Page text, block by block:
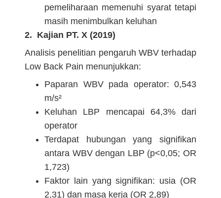
pemeliharaan memenuhi syarat tetapi
masih menimbulkan keluhan
2. Kajian PT. X (2019)
Analisis penelitian pengaruh WBV terhadap
Low Back Pain menunjukkan:
Paparan WBV pada operator: 0,543
m/s²
Keluhan LBP mencapai 64,3% dari
operator
Terdapat hubungan yang signifikan
antara WBV dengan LBP (p<0,05; OR
1,723)
Faktor lain yang signifikan: usia (OR
2,31) dan masa kerja (OR 2,89)